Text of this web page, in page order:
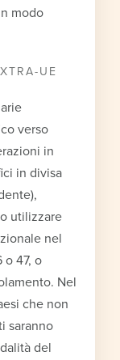
modo
UE
verso
in
in divisa
utilizzare
nel
o 47, o
Nel
che non
saranno
del